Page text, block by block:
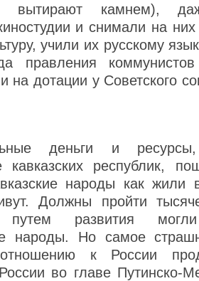
камнем),
и снимали на
учили их русскому
коммунистов
на дотации у Cоветского
деньги и
кавказских республик,
народы как
Должны пройти
путем развития
народы. Но самое
к России
во главе Путинско-